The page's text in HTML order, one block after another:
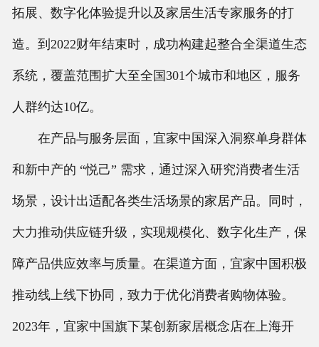
拓展、数字化体验提升以及家居生活专家服务的打
造。到2022财年结束时，成功构建起整合全渠道生态
系统，覆盖范围扩大至全国301个城市和地区，服务
人群约达10亿。
在产品与服务层面，宜家中国深入洞察单身群体
和新中产的 “悦己” 需求，通过深入研究消费者生活
场景，设计出适配各类生活场景的家居产品。同时，
大力推动供应链升级，实现规模化、数字化生产，保
障产品供应效率与质量。在渠道方面，宜家中国积极
推动线上线下协同，致力于优化消费者购物体验。
2023年，宜家中国旗下某创新家居概念店在上海开